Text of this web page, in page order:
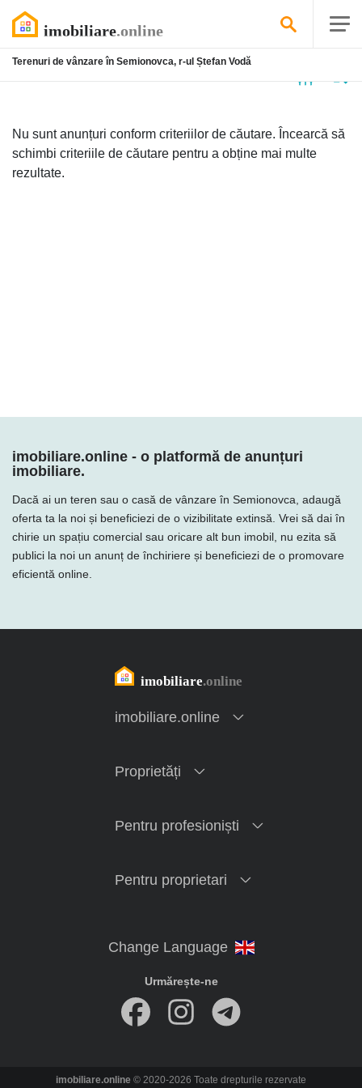
Terenuri de vânzare în Semionovca, r-ul Ștefan Vodă
Nu sunt anunțuri conform criteriilor de căutare. Încearcă să
schimbi criteriile de căutare pentru a obține mai multe
rezultate.
imobiliare.online - o platformă de anunțuri
imobiliare.
Dacă ai un teren sau o casă de vânzare în Semionovca, adaugă
oferta ta la noi și beneficiezi de o vizibilitate extinsă. Vrei să dai în
chirie un spațiu comercial sau oricare alt bun imobil, nu ezita să
publici la noi un anunț de închiriere și beneficiezi de o promovare
eficientă online.
imobiliare.online
Proprietăți
Pentru profesioniști
Pentru proprietari
Urmărește-ne
imobiliare.online © 2020-2026 Toate drepturile rezervate